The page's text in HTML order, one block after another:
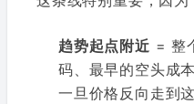
趋势起点附近 = 整
码、最早的空头成本
一旦价格反向走到